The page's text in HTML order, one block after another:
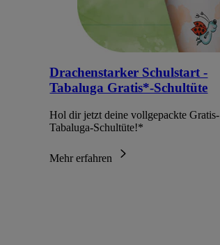
Drachenstarker Schulstart -
Tabaluga Gratis*-Schultüte
Hol dir jetzt deine vollgepackte Gratis-
Tabaluga-Schultüte!*
Mehr erfahren